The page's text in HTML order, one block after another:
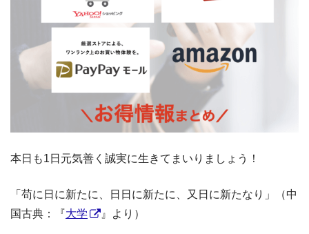
本日も1日元気善く誠実に生きてまいりましょう！
「苟に日に新たに、日日に新たに、又日に新たなり」（中
国古典：『 大学 』より）